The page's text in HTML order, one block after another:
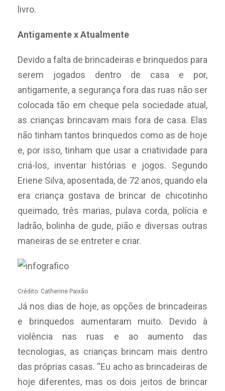
livro.
Antigamente x Atualmente
Devido a falta de brincadeiras e brinquedos para
serem jogados dentro de casa e por,
antigamente, a segurança fora das ruas não ser
colocada tão em cheque pela sociedade atual,
as crianças brincavam mais fora de casa. Elas
não tinham tantos brinquedos como as de hoje
e, por isso, tinham que usar a criatividade para
criá-los, inventar histórias e jogos. Segundo
Eriene Silva, aposentada, de 72 anos, quando ela
era criança gostava de brincar de chicotinho
queimado, três marias, pulava corda, polícia e
ladrão, bolinha de gude, pião e diversas outras
maneiras de se entreter e criar.
Crédito: Catherine Paixão
Já nos dias de hoje, as opções de brincadeiras
e brinquedos aumentaram muito. Devido à
violência nas ruas e ao aumento das
tecnologias, as crianças brincam mais dentro
das próprias casas. “Eu acho as brincadeiras de
hoje diferentes, mas os dois jeitos de brincar